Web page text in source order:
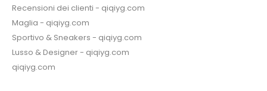
Recensioni dei clienti - qiqiyg.com
Maglia - qiqiyg.com
Sportivo & Sneakers - qiqiyg.com
Lusso & Designer - qiqiyg.com
qiqiyg.com